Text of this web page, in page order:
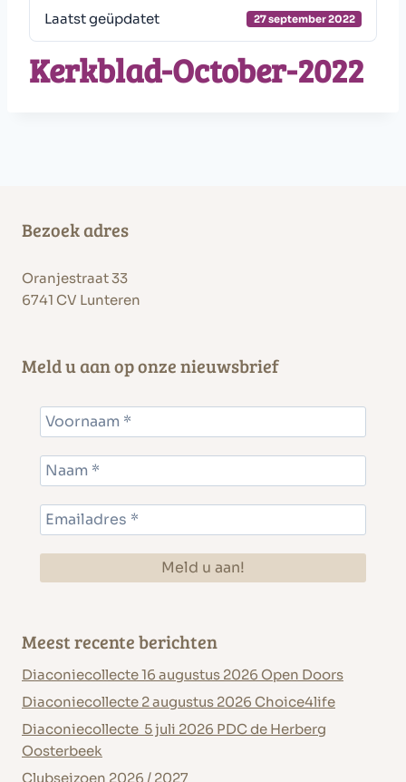
Laatst geüpdatet 27 september 2022
Kerkblad-October-2022
Bezoek adres
Oranjestraat 33
6741 CV Lunteren
Meld u aan op onze nieuwsbrief
Meest recente berichten
Diaconiecollecte 16 augustus 2026 Open Doors
Diaconiecollecte 2 augustus 2026 Choice4life
Diaconiecollecte 5 juli 2026 PDC de Herberg
Oosterbeek
Clubseizoen 2026 / 2027